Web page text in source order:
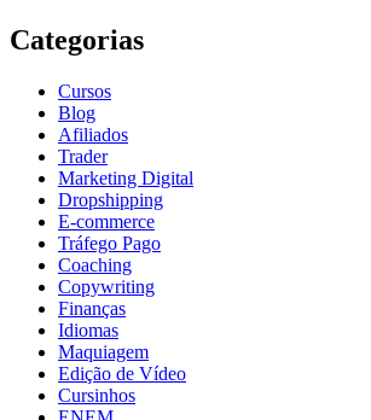
Categorias
Cursos
Blog
Afiliados
Trader
Marketing Digital
Dropshipping
E-commerce
Tráfego Pago
Coaching
Copywriting
Finanças
Idiomas
Maquiagem
Edição de Vídeo
Cursinhos